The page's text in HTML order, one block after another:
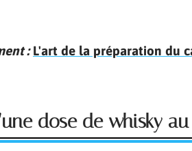
: L'art de la préparation du
dose de whisky